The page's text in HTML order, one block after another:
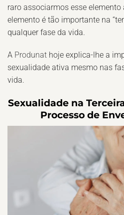
raro associarmos esse
elemento é tão importante na
qualquer fase da vida.
A Produnat hoje explica-lhe a
sexualidade ativa mesmo nas
vida.
Sexualidade na
Processo de